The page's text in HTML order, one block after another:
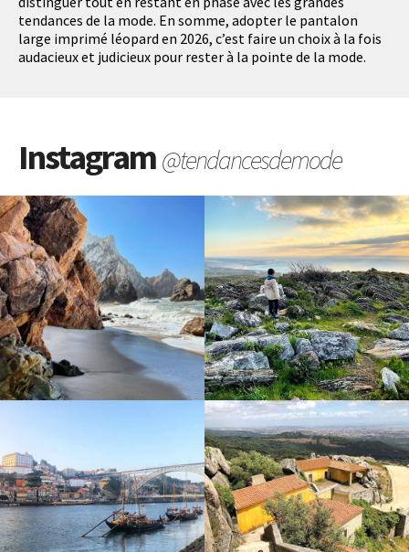
tendances de la mode. En somme, adopter le pantalon
large imprimé léopard en 2026, c’est faire un choix à la fois
audacieux et judicieux pour rester à la pointe de la mode.
Instagram@tendancesdemode